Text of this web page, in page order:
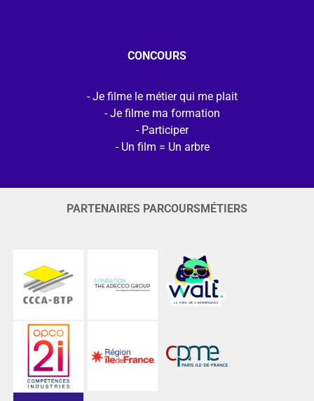
CONCOURS
Je filme le métier qui me plait
Je filme ma formation
Participer
Un film = Un arbre
PARTENAIRES PARCOURSMÉTIERS